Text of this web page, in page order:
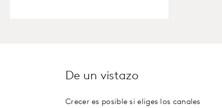
De un vistazo
Crecer es posible si eliges los canales